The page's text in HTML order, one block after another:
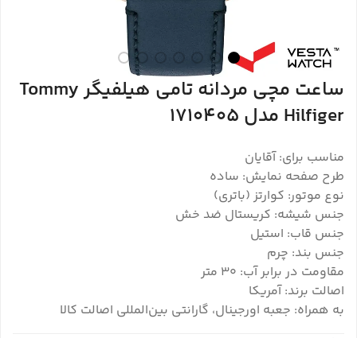
ساعت مچی مردانه تامی هیلفیگر Tommy
Hilfiger مدل 1710405
مناسب برای: آقایان
طرح صفحه نمایش: ساده
نوع موتور: کوارتز (باتری)
جنس شیشه: کریستال ضد خش
جنس قاب: استیل
جنس بند: چرم
مقاومت در برابر آب: ۳۰ متر
اصالت برند: آمریکا
به همراه: جعبه اورجینال، گارانتی بین‌المللی اصالت کالا